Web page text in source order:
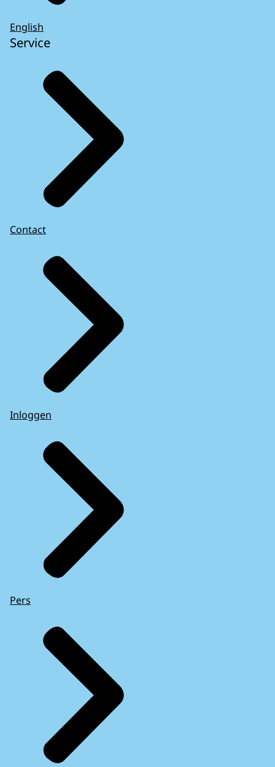
English
Service
Contact
Inloggen
Pers